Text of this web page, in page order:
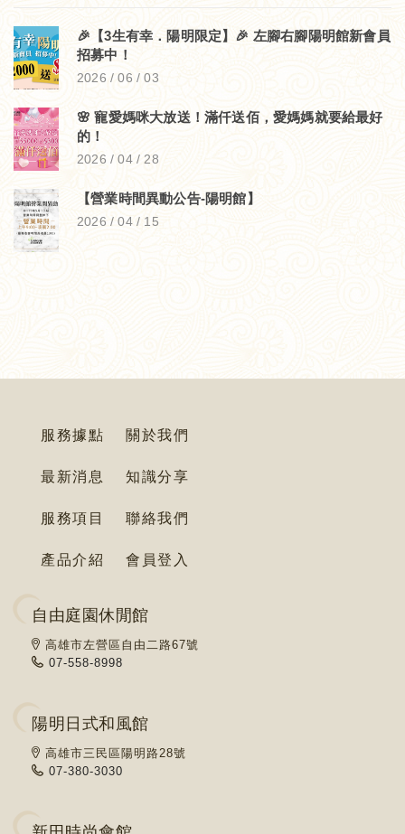
🎉【3生有幸．陽明限定】🎉 左腳右腳陽明館新會員
招募中！
2026 / 06 / 03
🌸 寵愛媽咪大放送！滿仟送佰，愛媽媽就要給最好
的！
2026 / 04 / 28
【營業時間異動公告-陽明館】
2026 / 04 / 15
服務據點
最新消息
服務項目
產品介紹
關於我們
知識分享
聯絡我們
會員登入
自由庭園休閒館
高雄市左營區自由二路67號
07-558-8998
陽明日式和風館
高雄市三民區陽明路28號
07-380-3030